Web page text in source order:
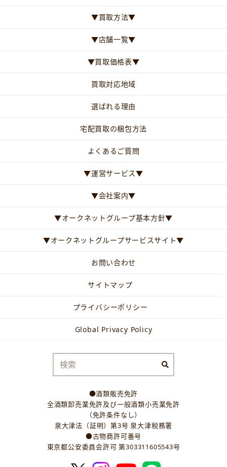
▼買取方法▼
▼店舗一覧▼
▼買取価格表▼
買取対応地域
選ばれる理由
宅配買取の梱包方法
よくあるご質問
▼運営サービス▼
▼会社案内▼
▼オークネットグループ基本方針▼
▼オークネットグループサービスサイト▼
お問い合わせ
サイトマップ
プライバシーポリシー
Global Privacy Policy
●酒類販売免許
全酒類卸売業免許及び一般酒類小売業免許
（免許条件なし）
泉大津法（証明）第3号 泉大津税務署
●古物商許可番号
東京都公安委員会許可 第303311605543号